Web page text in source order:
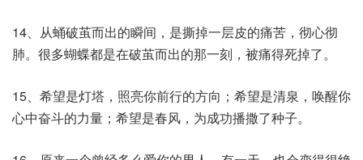
14、从蛹破茧而出的瞬间，是撕掉一层皮的痛苦，彻心彻
肺。很多蝴蝶都是在破茧而出的那一刻，被痛得死掉了。
15、希望是灯塔，照亮你前行的方向；希望是清泉，唤醒你
心中奋斗的力量；希望是春风，为成功播撒了种子。